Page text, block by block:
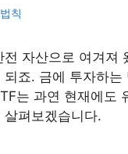
칙
자산으로 여겨져
죠. 금에 투자하
는 과연 현재에도
펴보겠습니다.